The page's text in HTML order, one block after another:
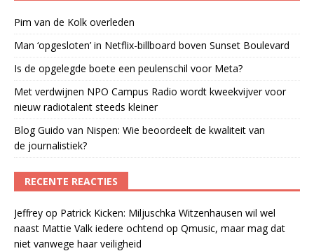
Pim van de Kolk overleden
Man ‘opgesloten’ in Netflix-billboard boven Sunset Boulevard
Is de opgelegde boete een peulenschil voor Meta?
Met verdwijnen NPO Campus Radio wordt kweekvijver voor
nieuw radiotalent steeds kleiner
Blog Guido van Nispen: Wie beoordeelt de kwaliteit van
de journalistiek?
RECENTE REACTIES
Jeffrey op Patrick Kicken: Miljuschka Witzenhausen wil wel
naast Mattie Valk iedere ochtend op Qmusic, maar mag dat
niet vanwege haar veiligheid